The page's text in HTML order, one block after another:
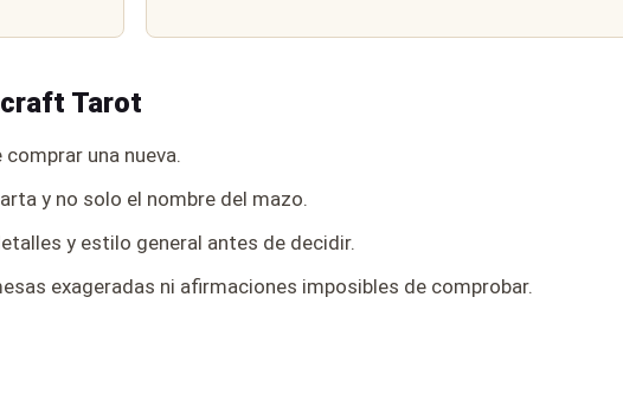
Tarot
una nueva.
y no solo el nombre del mazo.
y estilo general antes de decidir.
exageradas ni afirmaciones imposibles de comprobar.